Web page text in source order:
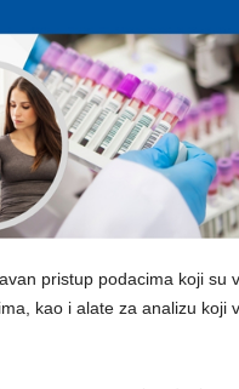
pristup podacima koji su
kao i alate za analizu koji